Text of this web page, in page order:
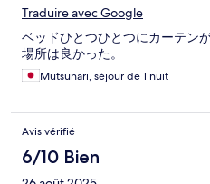
Traduire avec Google
ベッドひとつひとつにカーテン
場所は良かった。
Mutsunari, séjour de 1 nuit
Avis vérifié
6/10 Bien